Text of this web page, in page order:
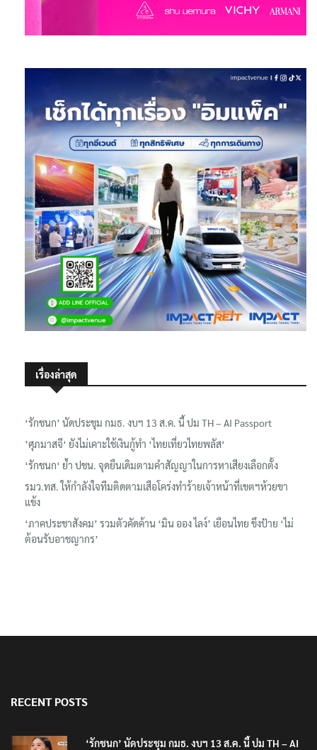
เรื่องล่าสุด
‘รักชนก’ นัดประชุม กมธ. งบฯ 13 ส.ค. นี้ ปม TH – AI Passport
’ศุภมาสจี‘ ยังไม่เคาะใช้เงินกู้ทำ ‘ไทยเที่ยวไทยพลัส‘
‘รักชนก‘ ย้ำ ปชน. จุดยืนเดิมตามคำสัญญาในการหาเสียงเลือกตั้ง
รมว.ทส. ให้กำลังใจทีมติดตามเสือโคร่งทำร้ายเจ้าหน้าที่เขตฯห้วยขา
แข้ง
‘ภาคประชาสังคม’ รวมตัวคัดค้าน ‘มิน ออง ไลง์’ เยือนไทย ขึงป้าย ‘ไม่
ต้อนรับอาชญากร’
RECENT POSTS
‘รักชนก’ นัดประชุม กมธ. งบฯ 13 ส.ค. นี้ ปม TH – AI